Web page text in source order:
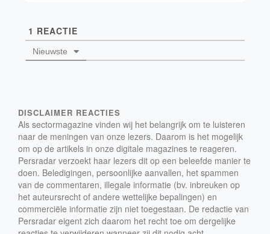
1 REACTIE
Nieuwste
DISCLAIMER REACTIES
Als sectormagazine vinden wij het belangrijk om te luisteren
naar de meningen van onze lezers. Daarom is het mogelijk
om op de artikels in onze digitale magazines te reageren.
Persradar verzoekt haar lezers dit op een beleefde manier te
doen. Beledigingen, persoonlijke aanvallen, het spammen
van de commentaren, illegale informatie (bv. inbreuken op
het auteursrecht of andere wettelijke bepalingen) en
commerciële informatie zijn niet toegestaan. De redactie van
Persradar eigent zich daarom het recht toe om dergelijke